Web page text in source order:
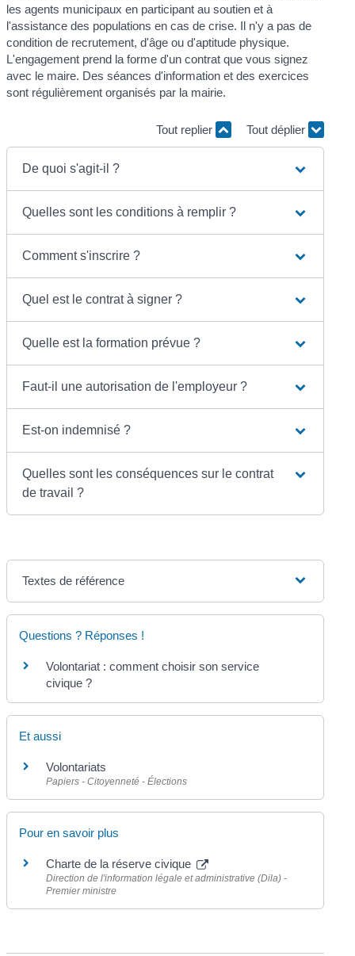
les agents municipaux en participant au soutien et à
l'assistance des populations en cas de crise. Il n'y a pas de
condition de recrutement, d'âge ou d'aptitude physique.
L'engagement prend la forme d'un contrat que vous signez
avec le maire. Des séances d'information et des exercices
sont régulièrement organisés par la mairie.
Tout replier Tout déplier
De quoi s'agit-il ?
Quelles sont les conditions à remplir ?
Comment s'inscrire ?
Quel est le contrat à signer ?
Quelle est la formation prévue ?
Faut-il une autorisation de l'employeur ?
Est-on indemnisé ?
Quelles sont les conséquences sur le contrat
de travail ?
Textes de référence
Questions ? Réponses !
Volontariat : comment choisir son service
civique ?
Et aussi
Volontariats
Papiers - Citoyenneté - Élections
Pour en savoir plus
Charte de la réserve civique
Direction de l'information légale et administrative (Dila) -
Premier ministre